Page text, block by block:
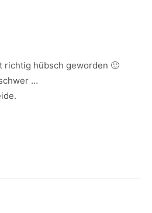
richtig hübsch geworden 🙂
…